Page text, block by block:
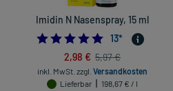
Imidin N Nasenspray, 15 ml
5.0
13*
2,98 € 5,97 €
inkl. MwSt. zzgl. Versandkosten
Lieferbar
198,67 € / l